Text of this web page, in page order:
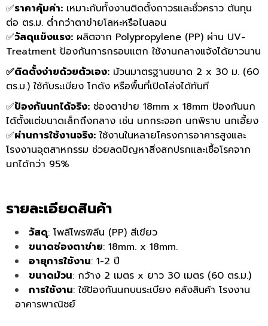
✅ราคาคุ้มค่า: เหมาะกับทั้งงานติดตั้งถาวรและชั่วคราว ต้นทุน
ต่อ ตร.ม. ต่ำกว่าตาข่ายโลหะหรือไนลอน
✅วัสดุแข็งแรง: ผลิตจาก Polypropylene (PP) ผ่าน UV-
Treatment ป้องกันการกรอบแตก ใช้งานกลางแจ้งได้ยาวนาน
✅ติดตั้งง่ายด้วยตัวเอง: ม้วนมาตรฐานขนาด 2 x 30 ม. (60
ตร.ม.) ใช้กับระเบียง โกดัง หรือพื้นที่เปิดโล่งได้ทันที
✅ป้องกันนกได้จริง: ช่องตาข่าย 18mm x 18mm ป้องกันนก
ได้ตั้งแต่ขนาดเล็กถึงกลาง เช่น นกกระจอก นกพิราบ นกเอี้ยง
✅ผ่านการใช้งานจริง: ใช้งานในหลายโครงการอาคารสูงและ
โรงงานอุตสาหกรรม ช่วยลดปัญหาสิ่งสกปรกและเชื้อโรคจาก
นกได้กว่า 95%
รายละเอียดสินค้า
วัสดุ: โพลีโพรพิลีน (PP) สีเขียว
ขนาดช่องตาข่าย: 18mm. x 18mm.
อายุการใช้งาน: 1-2 ปี
ขนาดม้วน: กว้าง 2 เมตร x ยาว 30 เมตร (60 ตร.ม.)
การใช้งาน: ใช้ป้องกันนกบนระเบียง คลังสินค้า โรงงาน
อาคารพาณิชย์